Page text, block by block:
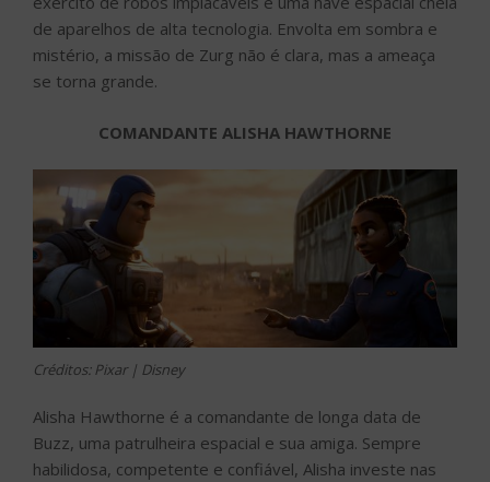
de aparelhos de alta tecnologia. Envolta em sombra e
mistério, a missão de Zurg não é clara, mas a ameaça
se torna grande.
COMANDANTE ALISHA HAWTHORNE
Créditos: Pixar | Disney
Alisha Hawthorne é a comandante de longa data de
Buzz, uma patrulheira espacial e sua amiga. Sempre
habilidosa, competente e confiável, Alisha investe nas